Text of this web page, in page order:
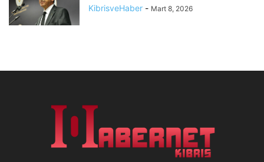
KibrisveHaber - Mart 8, 2026